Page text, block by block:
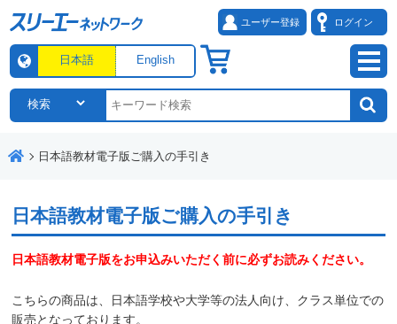
ユーザー登録 ログイン
日本語 English
日本語教材電子版ご購入の手引き
日本語教材電子版ご購入の手引き
日本語教材電子版をお申込みいただく前に必ずお読みください。
こちらの商品は、日本語学校や大学等の法人向け、クラス単位での
販売となっております。